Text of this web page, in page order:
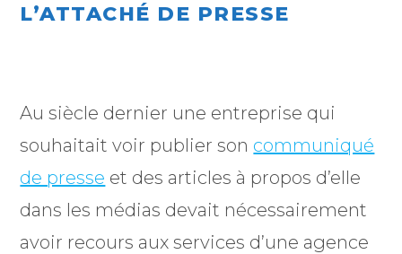
L’ATTACHÉ DE PRESSE
Au siècle dernier une entreprise qui
souhaitait voir publier son communiqué
de presse et des articles à propos d’elle
dans les médias devait nécessairement
avoir recours aux services d’une agence